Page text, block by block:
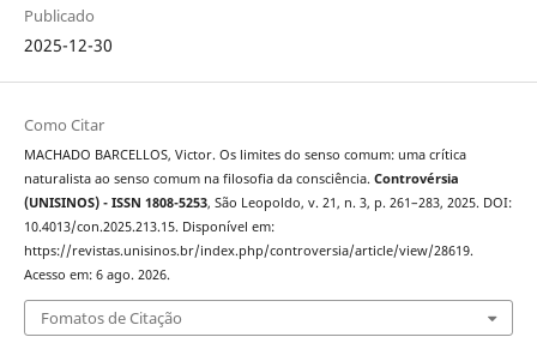
Publicado
2025-12-30
Como Citar
MACHADO BARCELLOS, Victor. Os limites do senso comum: uma crítica
naturalista ao senso comum na filosofia da consciência. Controvérsia
(UNISINOS) - ISSN 1808-5253, São Leopoldo, v. 21, n. 3, p. 261–283, 2025. DOI:
10.4013/con.2025.213.15. Disponível em:
https://revistas.unisinos.br/index.php/controversia/article/view/28619.
Acesso em: 6 ago. 2026.
Fomatos de Citação